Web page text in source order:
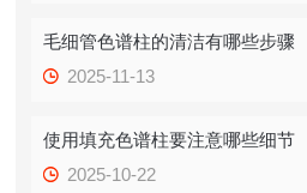
毛细管色谱柱的清洁有哪些步骤
2025-11-13
使用填充色谱柱要注意哪些细节
2025-10-22